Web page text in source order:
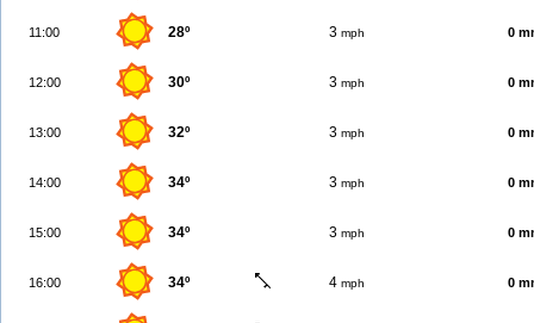
11:00 28º 3 mph 0
12:00 30º 3 mph 0
13:00 32º 3 mph 0
14:00 34º 3 mph 0
15:00 34º 3 mph 0
16:00 34º 4 mph 0